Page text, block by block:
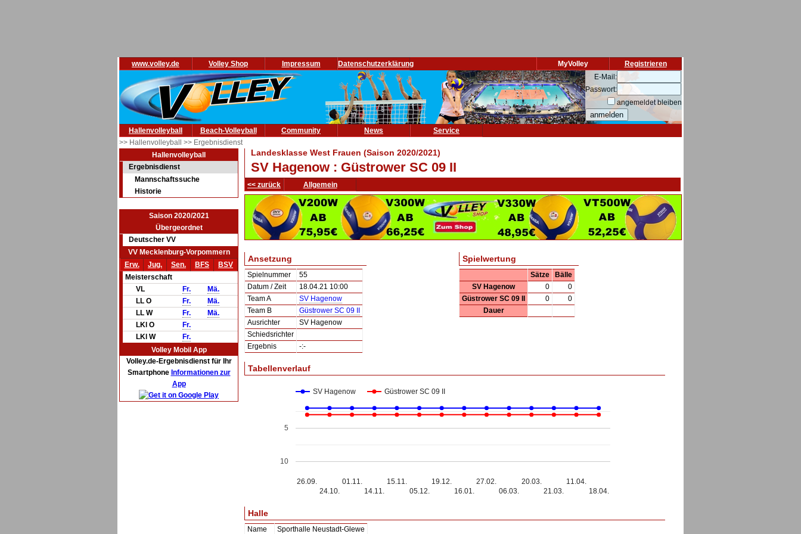
www.volley.de Volley Shop Impressum Datenschutzerklärung Registrieren
MyVolley
E-Mail:
Passwort:
angemeldet bleiben
Hallenvolleyball Beach-Volleyball Community News
Service
>> Hallenvolleyball >> Ergebnisdienst
Hallenvolleyball
Ergebnisdienst
Mannschaftssuche
Historie
Saison 2020/2021
Übergeordnet
Deutscher VV
VV Mecklenburg-Vorpommern
Erw.
Jug. Sen. BFS
BSV
Meisterschaft
VL
Fr.
Mä.
LL O
Fr.
Mä.
LL W
Fr.
Mä.
LKl O
Fr.
LKl W
Fr.
Volley Mobil App
Volley.de-Ergebnisdienst für Ihr
Smartphone Informationen zur
App
Landesklasse West Frauen (Saison 2020/2021)
SV Hagenow : Güstrower SC 09 II
<< zurück Allgemein
Ansetzung
Spielnummer
55
Datum / Zeit
18.04.21 10:00
Team A
SV Hagenow
Team B
Güstrower SC 09 II
Ausrichter
SV Hagenow
Schiedsrichter
Ergebnis
-:-
Spielwertung
Sätze
Bälle
SV Hagenow
0
0
Güstrower SC 09 II
0
0
Dauer
Tabellenverlauf
SV Hagenow Güstrower SC 09 II
26.09.
24.10.
01.11.
14.11.
15.11.
05.12.
19.12.
16.01.
27.02.
06.03.
20.03.
21.03.
11.04.
18.04.
5
10
Halle
Name
Sporthalle Neustadt-Glewe